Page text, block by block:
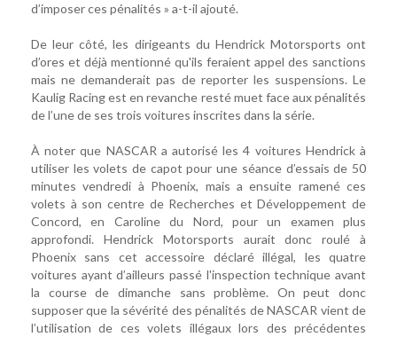
d’imposer ces pénalités » a-t-il ajouté.
De leur côté, les dirigeants du Hendrick Motorsports ont
d’ores et déjà mentionné qu'ils feraient appel des sanctions
mais ne demanderait pas de reporter les suspensions. Le
Kaulig Racing est en revanche resté muet face aux pénalités
de l’une de ses trois voitures inscrites dans la série.
À noter que NASCAR a autorisé les 4 voitures Hendrick à
utiliser les volets de capot pour une séance d’essais de 50
minutes vendredi à Phoenix, mais a ensuite ramené ces
volets à son centre de Recherches et Développement de
Concord, en Caroline du Nord, pour un examen plus
approfondi. Hendrick Motorsports aurait donc roulé à
Phoenix sans cet accessoire déclaré illégal, les quatre
voitures ayant d’ailleurs passé l'inspection technique avant
la course de dimanche sans problème. On peut donc
supposer que la sévérité des pénalités de NASCAR vient de
l’utilisation de ces volets illégaux lors des précédentes